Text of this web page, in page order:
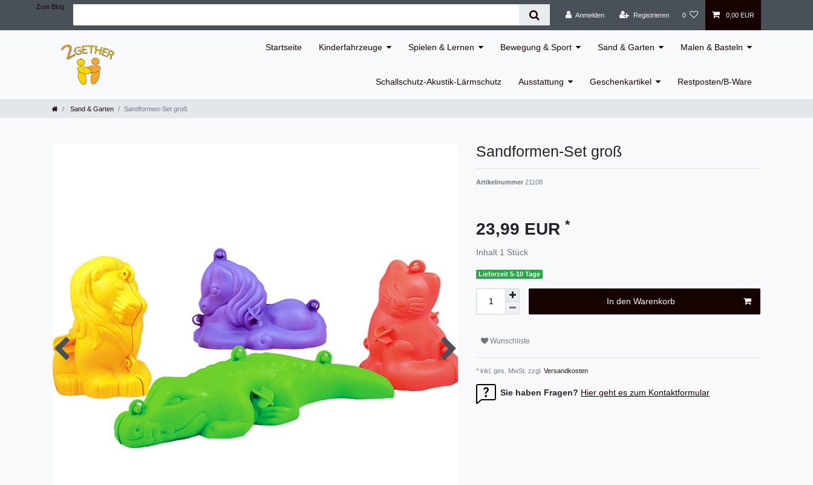
Zum Blog
Anmelden
Registrieren 0 0,00 EUR
Startseite Kinderfahrzeuge Spielen & Lernen Bewegung & Sport Sand & Garten Malen & Basteln
Schallschutz-Akustik-Lärmschutz Ausstattung Geschenkartikel Restposten/B-Ware
Sand & Garten Sandformen-Set groß
Sandformen-Set groß
Artikelnummer 21108
23,99 EUR *
Inhalt 1 Stück
Lieferzeit 5-10 Tage
In den Warenkorb
Wunschliste
* inkl. ges. MwSt. zzgl. Versandkosten
Sie haben Fragen? Hier geht es zum Kontaktformular